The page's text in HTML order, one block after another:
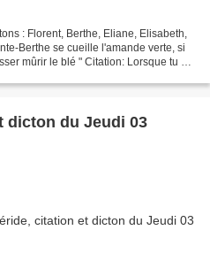
: Florent, Berthe, Eliane, Elisabeth,
Berthe se cueille l'amande verte, si
mûrir le blé " Citation: Lorsque tu es
dicton du Jeudi 03